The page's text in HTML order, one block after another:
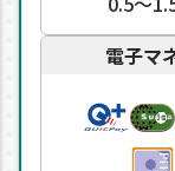
電子マ